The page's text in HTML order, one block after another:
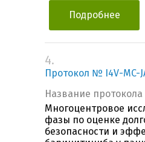
Подробнее
4.
Протокол № I4V-MC-
Название протокола
Многоцентровое
фазы по оценке
безопасности и